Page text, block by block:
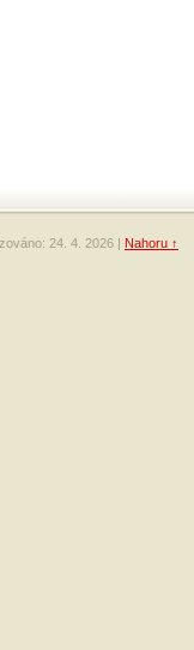
24. 4. 2026 | Nahoru ↑